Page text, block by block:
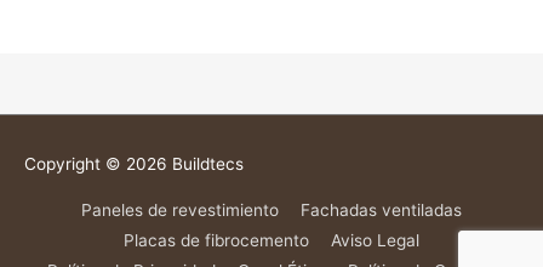
Copyright © 2026 Buildtecs
Paneles de revestimiento
Fachadas ventiladas
Placas de fibrocemento
Aviso Legal